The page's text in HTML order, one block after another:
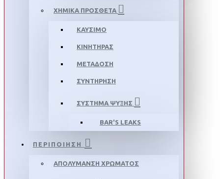
ΧΗΜΙΚΑ ΠΡΟΣΘΕΤΑ
ΚΑΥΣΙΜΟ
ΚΙΝΗΤΗΡΑΣ
ΜΕΤΑΔΟΣΗ
ΣΥΝΤΗΡΗΣΗ
ΣΥΣΤΗΜΑ ΨΥΞΗΣ
BAR'S LEAKS
ΠΕΡΙΠΟΙΗΣΗ
ΑΠΟΛΥΜΑΝΣΗ ΧΡΩΜΑΤΟΣ